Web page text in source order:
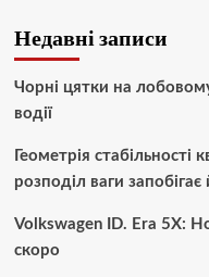
Недавні записи
Чорні цятки на
водії
Геометрія
розподіл ваги
Volkswagen ID. Era 5X:
скоро